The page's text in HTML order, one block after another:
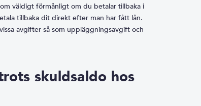
väldigt förmånligt om du betalar tillbaka i
tillbaka dit direkt efter man har fått lån.
avgifter så som uppläggningsavgift och
skuldsaldo hos